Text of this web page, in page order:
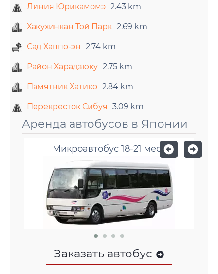
Линия Юрикамомэ 2.43 km
Хакухинкан Той Парк 2.69 km
Сад Хаппо-эн 2.74 km
Район Харадзюку 2.75 km
Памятник Хатико 2.84 km
Перекресток Сибуя 3.09 km
Аренда автобусов в Японии
Микроавтобус 18-21 мест
Заказать автобус